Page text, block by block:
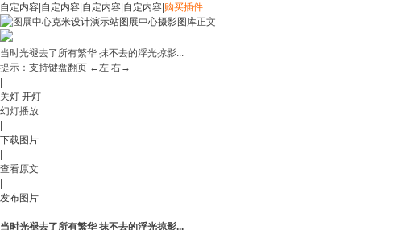
自定内容 自定内容 自定内容 自定内容 购买插件
克米设计演示站图展中心摄影图库正文
当时光褪去了所有繁华 抹不去的浮光掠影...
提示：支持键盘翻页 ←左 右→
关灯 开灯
幻灯播放
下载图片
查看原文
发布图片
当时光褪去了所有繁华 抹不去的浮光掠影...